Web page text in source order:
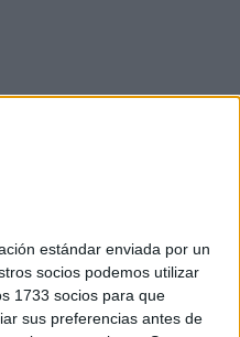
estándar enviada por un
socios podemos utilizar
1733 socios para que
sus preferencias antes de